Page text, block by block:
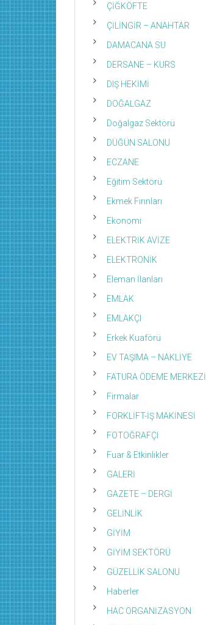
ÇİĞKÖFTE
ÇİLİNGİR – ANAHTAR
DAMACANA SU
DERSANE – KURS
DIŞ HEKİMİ
DOĞALGAZ
Doğalgaz Sektörü
DÜĞÜN SALONU
ECZANE
Eğitim Sektörü
Ekmek Fırınları
Ekonomi
ELEKTRİK AVİZE
ELEKTRONİK
Eleman İlanları
EMLAK
EMLAKÇI
Erkek Kuaförü
EV TAŞIMA – NAKLİYE
FATURA ÖDEME MERKEZİ
Firmalar
FORKLİFT-İŞ MAKİNESİ
FOTOĞRAFÇI
Fuar & Etkinlikler
GALERİ
GAZETE – DERGİ
GELİNLİK
GİYİM
GİYİM SEKTÖRÜ
GÜZELLİK SALONU
Haberler
HAC ORGANİZASYON